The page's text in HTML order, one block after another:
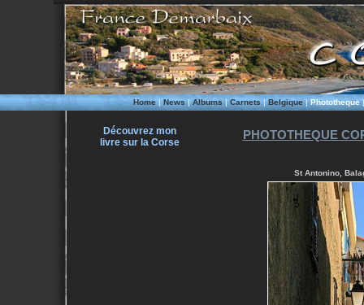
Home|News|Albums|Carnets|Belgique|Phototheque
Découvrez mon
livre sur la Corse
PHOTOTHEQUE
St Antonino,